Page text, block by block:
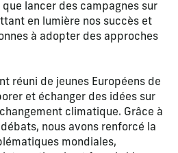
lancer des campagnes sur
en lumière nos succès et
à adopter des approches
réuni de jeunes Européens de
et échanger des idées sur
climatique. Grâce à
nous avons renforcé la
mondiales,